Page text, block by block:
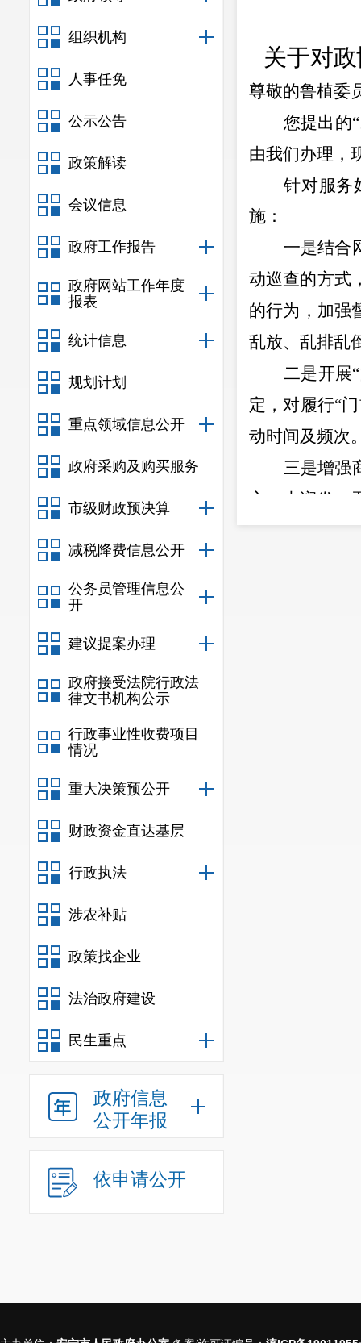
组织机构
人事任免
公示公告
政策解读
会议信息
政府工作报告
政府网站工作年度
报表
统计信息
规划计划
重点领域信息公开
政府采购及购买服务
市级财政预决算
减税降费信息公开
公务员管理信息公
开
建议提案办理
政府接受法院行政法
律文书机构公示
行政事业性收费项目
情况
重大决策预公开
财政资金直达基层
行政执法
涉农补贴
政策找企业
法治政府建设
民生重点
政府信息
公开年报
依申请公开
关于对政
尊敬的鲁植委
您提出的“
由我们办理，
针对服务
施：
一是结合
动巡查的方式
的行为， 加强
乱放、乱排乱
二是开展“
定，对履行“
动时间及频次
三是增强
方、大润发
主体搭建桁架